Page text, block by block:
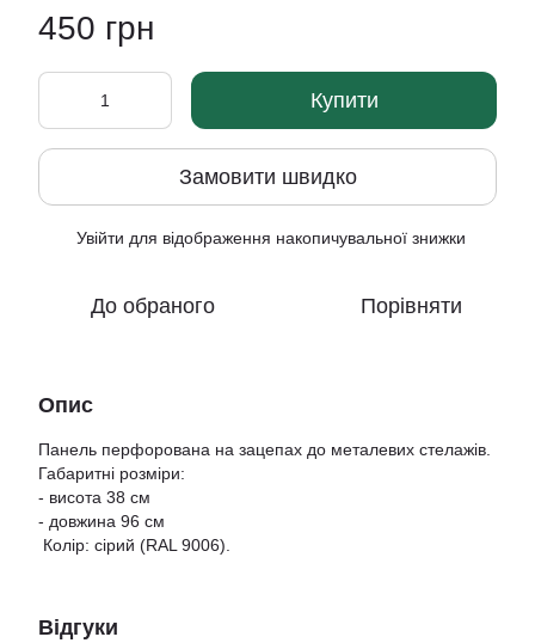
450 грн
Купити
Замовити швидко
Увійти для відображення накопичувальної знижки
До обраного Порівняти
Опис
Панель перфорована на зацепах до металевих стелажів.
Габаритні розміри:
- висота 38 см
- довжина 96 см
Колір: сірий (RAL 9006).
Відгуки